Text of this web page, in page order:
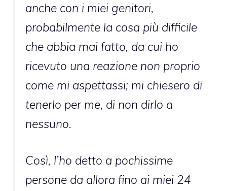
anche con i miei genitori,
probabilmente la cosa più difficile
che abbia mai fatto, da cui ho
ricevuto una reazione non proprio
come mi aspettassi; mi chiesero di
tenerlo per me, di non dirlo a
nessuno.
Così, l’ho detto a pochissime
persone da allora fino ai miei 24